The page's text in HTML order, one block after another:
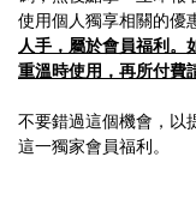
使用個人獨享相關的優
人手，屬於會員福利。
重溫時使用，再所付費
不要錯過這個機會，以
這一獨家會員福利。